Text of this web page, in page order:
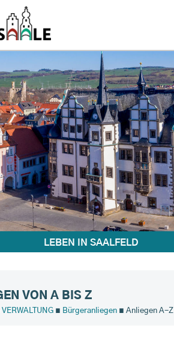
LEBEN IN SAALFELD
VON A BIS Z
∎ Bürgeranliegen ∎ Anliegen A-Z